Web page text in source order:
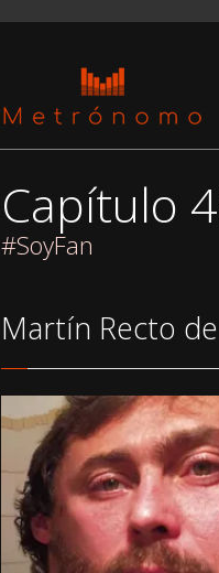
Capítulo
#SoyFan
Martín Recto